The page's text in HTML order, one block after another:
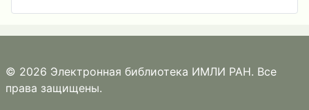
© 2026 Электронная библиотека ИМЛИ РАН. Все
права защищены.